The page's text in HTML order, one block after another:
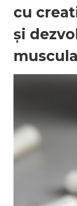
cu
și